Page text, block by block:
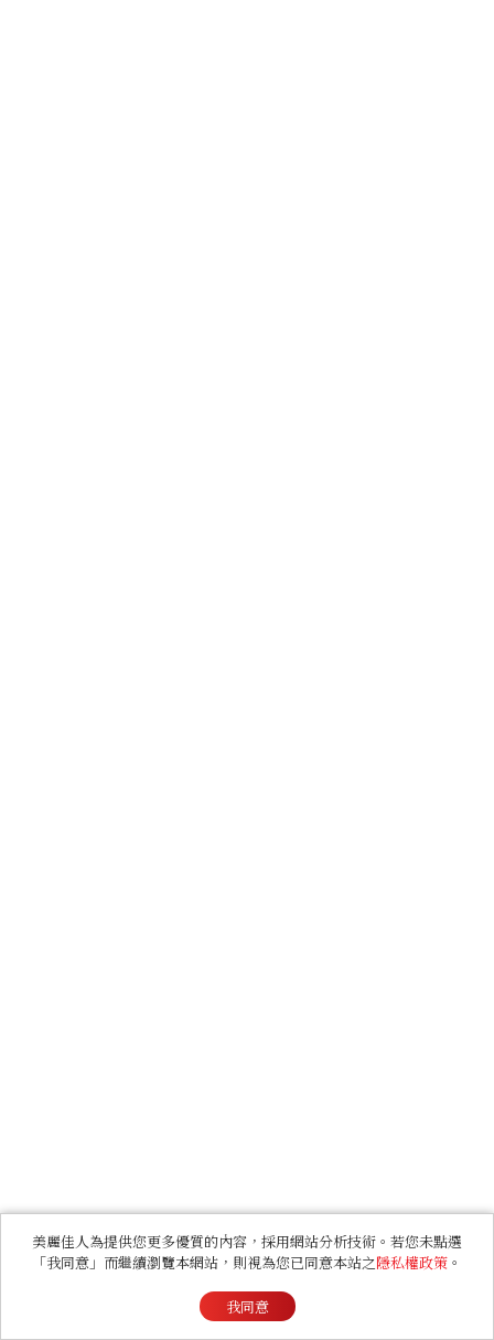
美麗佳人為提供您更多優質的內容，採用網站分析技術。若您未點選
「我同意」而繼續瀏覽本網站，則視為您已同意本站之隱私權政策 。
我同意